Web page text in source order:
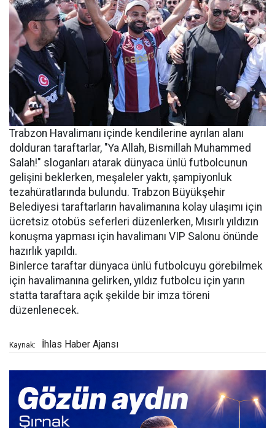
Trabzon Havalimanı içinde kendilerine ayrılan alanı
dolduran taraftarlar, "Ya Allah, Bismillah Muhammed
Salah!" sloganları atarak dünyaca ünlü futbolcunun
gelişini beklerken, meşaleler yaktı, şampiyonluk
tezahüratlarında bulundu. Trabzon Büyükşehir
Belediyesi taraftarların havalimanına kolay ulaşımı için
ücretsiz otobüs seferleri düzenlerken, Mısırlı yıldızın
konuşma yapması için havalimanı VIP Salonu önünde
hazırlık yapıldı.
Binlerce taraftar dünyaca ünlü futbolcuyu görebilmek
için havalimanına gelirken, yıldız futbolcu için yarın
statta taraftara açık şekilde bir imza töreni
düzenlenecek.
Kaynak: İhlas Haber Ajansı